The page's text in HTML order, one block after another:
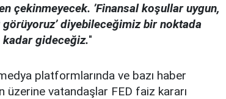
çekinmeyecek. ’Finansal koşullar uygun,
diyebileceğimiz bir noktada
gideceğiz."
platformlarında ve bazı haber
üzerine vatandaşlar FED faiz kararı